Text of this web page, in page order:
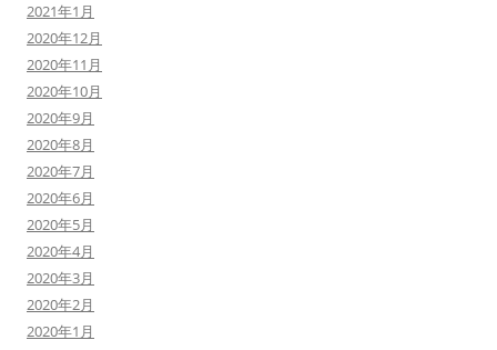
2021年1月
2020年12月
2020年11月
2020年10月
2020年9月
2020年8月
2020年7月
2020年6月
2020年5月
2020年4月
2020年3月
2020年2月
2020年1月